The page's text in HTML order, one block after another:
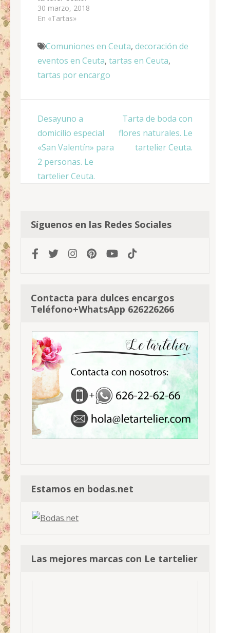
30 marzo, 2018
En «Tartas»
Comuniones en Ceuta, decoración de
eventos en Ceuta, tartas en Ceuta,
tartas por encargo
Navegación
de
entradas
Desayuno a
domicilio especial
«San Valentín» para
2 personas. Le
tartelier Ceuta.
Tarta de boda con
flores naturales. Le
tartelier Ceuta.
Síguenos en las Redes Sociales
Contacta para dulces encargos
Teléfono+WhatsApp 626226266
Estamos en bodas.net
Las mejores marcas con Le tartelier